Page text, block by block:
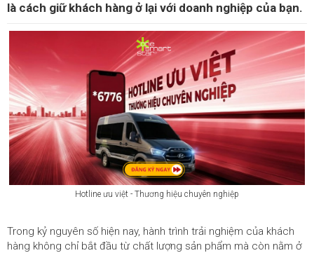
là cách giữ khách hàng ở lại với doanh nghiệp của bạn.
Hotline ưu việt - Thương hiệu chuyên nghiệp
Trong kỷ nguyên số hiện nay, hành trình trải nghiệm của khách
hàng không chỉ bắt đầu từ chất lượng sản phẩm mà còn nằm ở